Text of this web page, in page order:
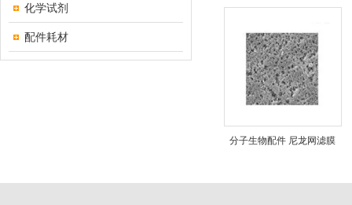
化学试剂
配件耗材
甲基亚砜
分子生物配件 尼龙网滤膜